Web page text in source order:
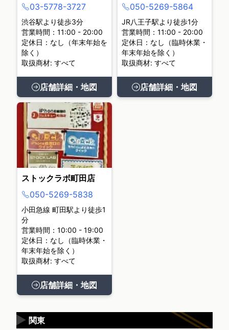
03-5778-3727
渋谷駅より徒歩3分
営業時間：11:00 - 20:00
定休日：なし（年末年始を
除く）
取扱商材: すべて
店舗詳細・地図
050-5269-5864
JR八王子駅より徒歩1分
営業時間：11:00 - 20:00
定休日：なし（臨時休業・
年末年始を除く）
取扱商材: すべて
店舗詳細・地図
ストックラボ町田店
050-5269-5838
小田急線 町田駅より徒歩1
分
営業時間：10:00 - 19:00
定休日：なし（臨時休業・
年末年始を除く）
取扱商材: すべて
店舗詳細・地図
関東
▶